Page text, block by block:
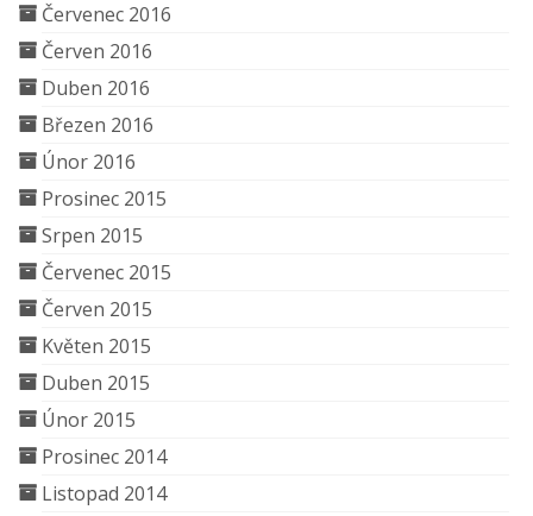
Červenec 2016
Červen 2016
Duben 2016
Březen 2016
Únor 2016
Prosinec 2015
Srpen 2015
Červenec 2015
Červen 2015
Květen 2015
Duben 2015
Únor 2015
Prosinec 2014
Listopad 2014